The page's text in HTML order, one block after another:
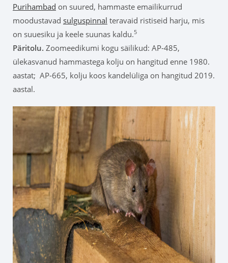
Purihambad on suured, hammaste emailikurrud
moodustavad sulguspinnal teravaid ristiseid harju, mis
on suuesiku ja keele suunas kaldu.5
Päritolu. Zoomeedikumi kogu säilikud: AP-485,
ülekasvanud hammastega kolju on hangitud enne 1980.
aastat; AP-665, kolju koos kandelüliga on hangitud 2019.
aastal.